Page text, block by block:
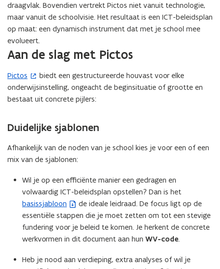
v
e
n
r
)
draagvlak. Bovendien vertrekt Pictos niet vanuit technologie,
maar vanuit de schoolvisie. Het resultaat is een ICT-beleidsplan
op maat: een dynamisch instrument dat met je school mee
evolueert.
Aan de slag met Pictos
Pictos
(
o
p
n
i
n
biedt een gestructureerde houvast voor elke
onderwijsinstelling, ongeacht de beginsituatie of grootte en
bestaat uit concrete pijlers:
Duidelijke sjablonen
Afhankelijk van de noden van je school kies je voor een of een
mix van de sjablonen:
Wil je op een efficiënte manier een gedragen en
volwaardig ICT-beleidsplan opstellen? Dan is het
basissjabloon
(
b
e
s
a
de ideale leidraad. De focus ligt op de
essentiële stappen die je moet zetten om tot een stevige
fundering voor je beleid te komen. Je herkent de concrete
werkvormen in dit document aan hun WV-code.
Heb je nood aan verdieping, extra analyses of wil je